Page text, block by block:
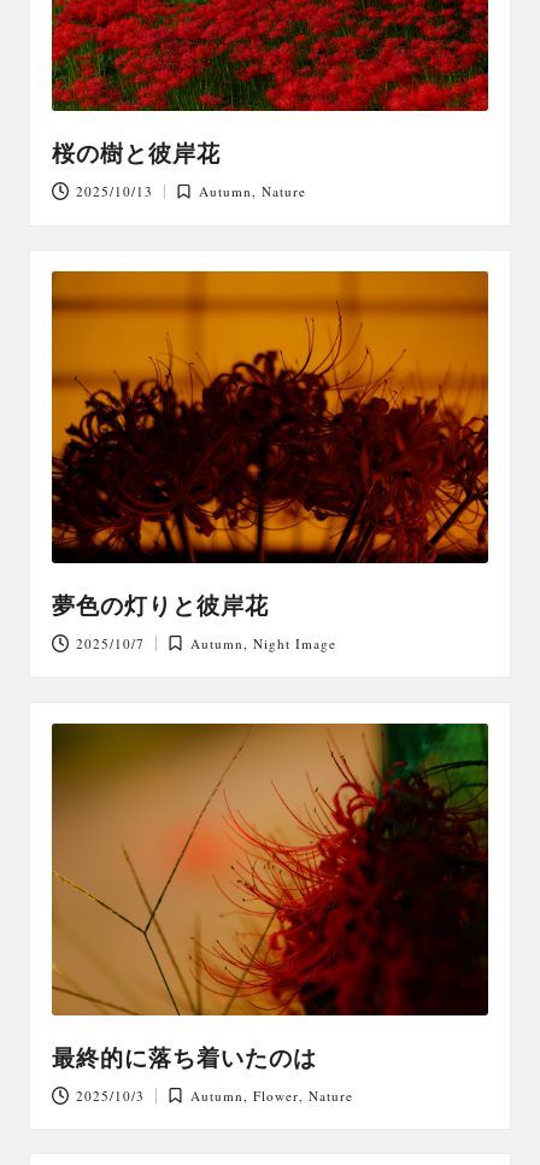
桜の樹と彼岸花
2025/10/13
Posted
Autumn ,Nature
夢色の灯りと彼岸花
2025/10/7
Posted
Autumn ,Night Image
最終的に落ち着いたのは
2025/10/3
Posted
Autumn ,Flower ,Nature